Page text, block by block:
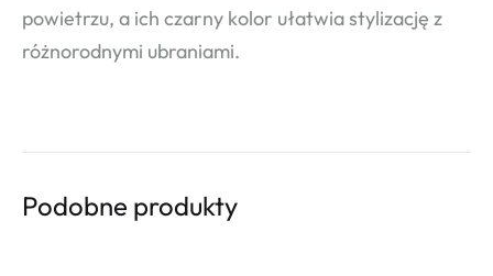
powietrzu, a ich czarny kolor ułatwia stylizację z
różnorodnymi ubraniami.
Podobne produkty